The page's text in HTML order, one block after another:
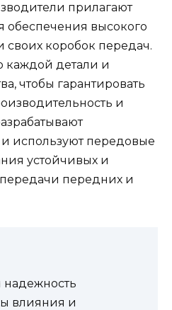
прилагают
высокого
своих коробок передач.
каждой детали и
чтобы гарантировать
и
используют передовые
устойчивых и
передних и
влияния и